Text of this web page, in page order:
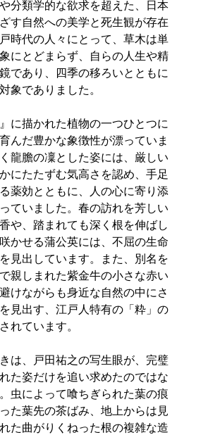
分類学的な欲求を超えた、日本
す自然への美学と死生観が存在
時代の人々にとって、草木は単
にとどまらず、自らの人生や精
であり、四季の移ろいとともに
象でありました。
に描かれた植物の一つひとつに
んだ豊かな象徴性が漂っていま
龍膽の凜とした姿には、厳しい
にたたずむ気高さを認め、手足
薬効とともに、人の心に寄り添
ていました。春の訪れを芳しい
や、踏まれても深く根を伸ばし
かせる蒲公英には、不屈の生命
見出しています。また、別名を
親しまれた紫金牛の小さな赤い
けながらも身近な自然の中にさ
見出す、江戸人特有の「粋」の
れています。
は、戸田祐之の写生眼が、完璧
た姿だけを追い求めたのではな
虫によって喰ちぎられた葉の痕
た葉先の茶ばみ、地上からは見
た曲がりくねった根の複雑な造